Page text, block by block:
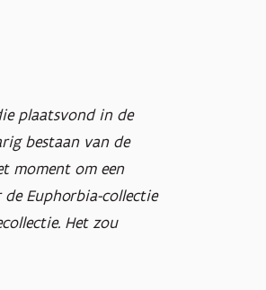
plaatsvond in de
bestaan van de
moment om een
Euphorbia-collectie
Het zou